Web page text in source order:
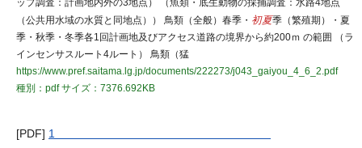
ップ調査：計画地内外の3地点） （魚類・底生動物の採捕調査：水路4地点
（公共用水域の水質と同地点）） 鳥類（全般）春季・ 初夏季（繁殖期）・夏
季・秋季・冬季各1回計画地及びアクセス道路の境界から約200ｍ の範囲 （ラ
インセンサスルート4ルート） 鳥類（猛
https://www.pref.saitama.lg.jp/documents/222273/j043_gaiyou_4_6_2.pdf
種別：pdfサイズ：7376.692KB
[PDF] 1